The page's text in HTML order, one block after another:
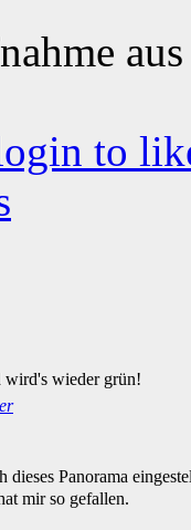
to
wird's wieder grün!
dieses Panorama
mir so gefallen.